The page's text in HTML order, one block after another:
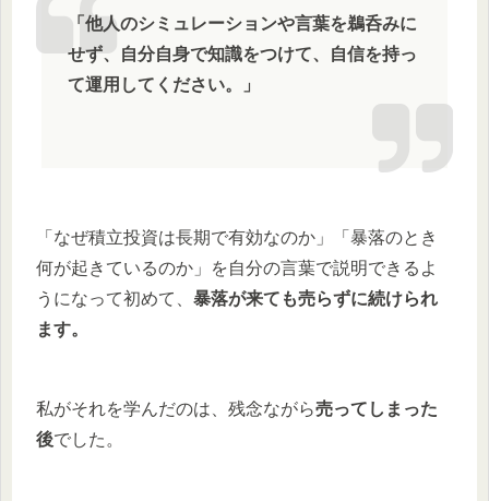
「他人のシミュレーションや言葉を鵜呑みに
せず、自分自身で知識をつけて、自信を持っ
て運用してください。」
「なぜ積立投資は長期で有効なのか」「暴落のとき
何が起きているのか」を自分の言葉で説明できるよ
うになって初めて、 暴落が来ても売らずに続けられ
ます。
私がそれを学んだのは、残念ながら売ってしまった
後でした。